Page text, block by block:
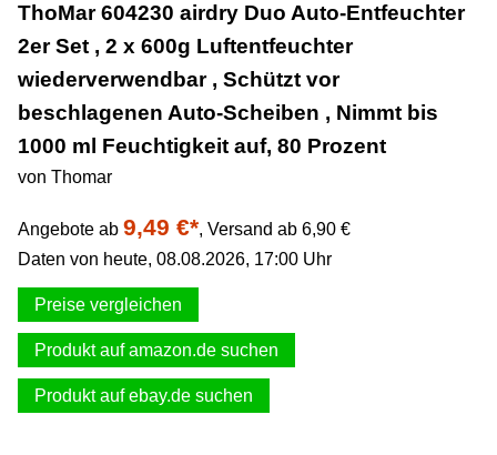
Support & Newsletter
Presse
Datenschutz
Impressum
ThoMar 604230 airdry Duo Auto-Entfeuchter
2er Set , 2 x 600g Luftentfeuchter
wiederverwendbar , Schützt vor
beschlagenen Auto-Scheiben , Nimmt bis
1000 ml Feuchtigkeit auf, 80 Prozent
von Thomar
Angebote ab 9,49 €*, Versand ab 6,90 €
Daten von heute, 08.08.2026, 17:00 Uhr
Preise vergleichen
Produkt auf amazon.de suchen
Produkt auf ebay.de suchen